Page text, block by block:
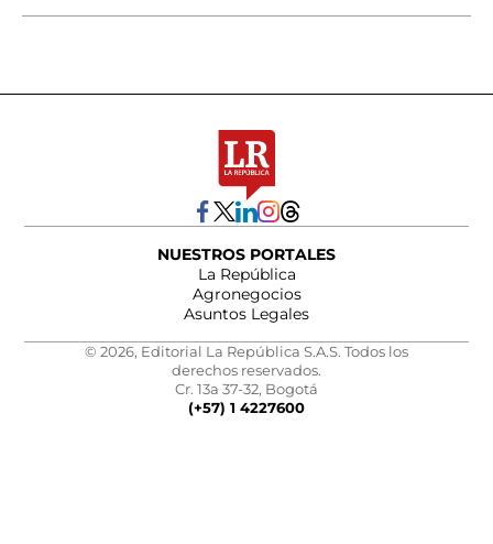
NUESTROS PORTALES
La República
Agronegocios
Asuntos Legales
© 2026, Editorial La República S.A.S. Todos los
derechos reservados.
Cr. 13a 37-32, Bogotá
(+57) 1 4227600